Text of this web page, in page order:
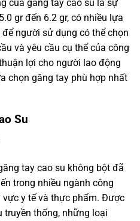
của găng tay cao su là sự
gr đến 6.2 gr, có nhiều lựa
người sử dụng có thể chọn
và yêu cầu cụ thể của công
lợi cho người lao động
chọn găng tay phù hợp nhất
Su
tay cao su không bột đã
trong nhiều ngành công
y tế và thực phẩm. Được
truyền thống, những loại